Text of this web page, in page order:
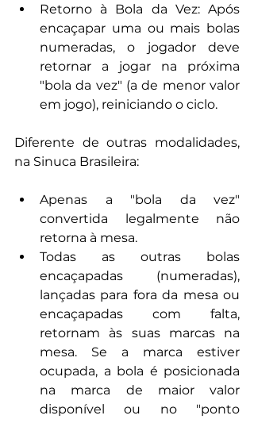
Retorno à Bola da Vez: Após
encaçapar uma ou mais bolas
numeradas, o jogador deve
retornar a jogar na próxima
"bola da vez" (a de menor valor
em jogo), reiniciando o ciclo.
Diferente de outras modalidades,
na Sinuca Brasileira:
Apenas a "bola da vez"
convertida legalmente não
retorna à mesa.
Todas as outras bolas
encaçapadas (numeradas),
lançadas para fora da mesa ou
encaçapadas com falta,
retornam às suas marcas na
mesa. Se a marca estiver
ocupada, a bola é posicionada
na marca de maior valor
disponível ou no "ponto